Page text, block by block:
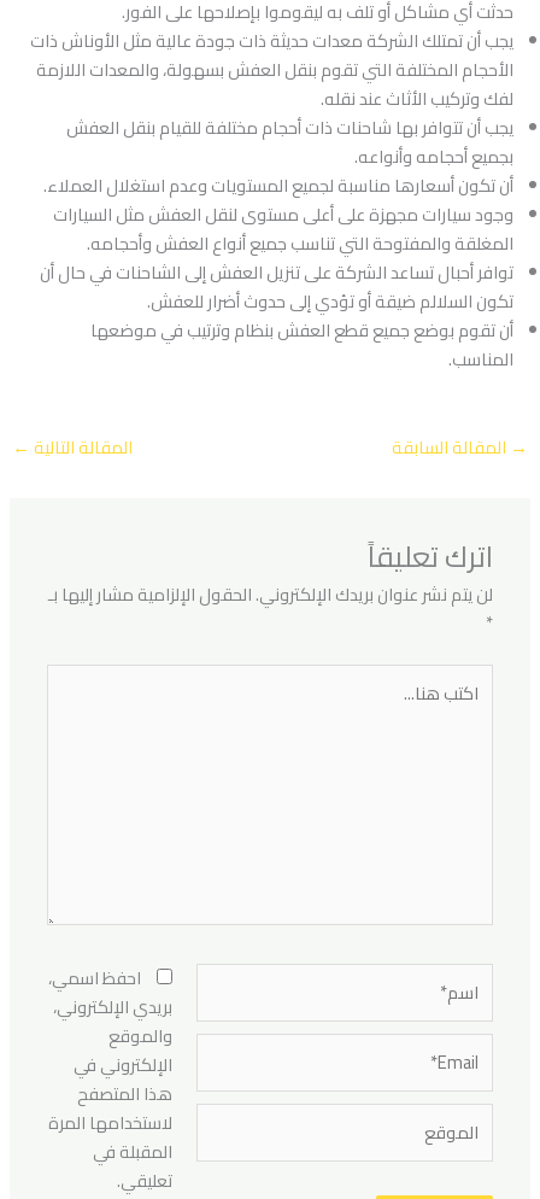
حدثت أي مشاكل أو تلف به ليقوموا بإصلاحها على الفور.
يجب أن تمتلك الشركة معدات حديثة ذات جودة عالية مثل الأوناش ذات
الأحجام المختلفة التي تقوم بنقل العفش بسهولة، والمعدات اللازمة
لفك وتركيب الأثاث عند نقله.
يجب أن تتوافر بها شاحنات ذات أحجام مختلفة للقيام بنقل العفش
بجميع أحجامه وأنواعه.
أن تكون أسعارها مناسبة لجميع المستويات وعدم استغلال العملاء.
وجود سيارات مجهزة على أعلى مستوى لنقل العفش مثل السيارات
المغلقة والمفتوحة التي تناسب جميع أنواع العفش وأحجامه.
توافر أحبال تساعد الشركة على تنزيل العفش إلى الشاحنات في حال أن
تكون السلالم ضيقة أو تؤدي إلى حدوث أضرار للعفش.
أن تقوم بوضع جميع قطع العفش بنظام وترتيب في موضعها
المناسب.
→ المقالة السابقة المقالة التالية ←
اترك تعليقاً
لن يتم نشر عنوان بريدك الإلكتروني.الحقول الإلزامية مشار إليها بـ
*
هنا...
Email*
الموقع
احفظ اسمي،
بريدي الإلكتروني،
والموقع
الإلكتروني في
هذا المتصفح
لاستخدامها المرة
المقبلة في
تعليقي.